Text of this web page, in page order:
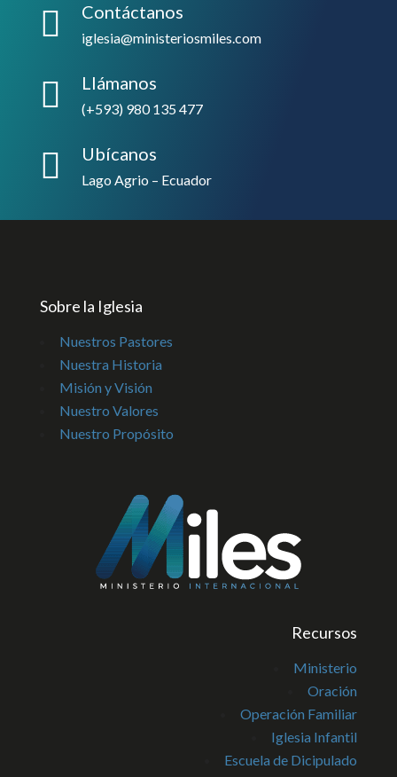
 Contáctanos
iglesia@ministeriosmiles.com
 Llámanos
(+593) 980 135 477
 Ubícanos
Lago Agrio – Ecuador
Sobre la Iglesia
Nuestros Pastores
Nuestra Historia
Misión y Visión
Nuestro Valores
Nuestro Propósito
Recursos
Ministerio
Oración
Operación Familiar
Iglesia Infantil
Escuela de Dicipulado